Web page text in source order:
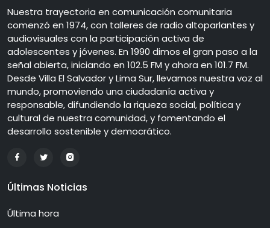
Nuestra trayectoria en comunicación comunitaria
comenzó en 1974, con talleres de radio altoparlantes y
audiovisuales con la participación activa de
adolescentes y jóvenes. En 1990 dimos el gran paso a la
señal abierta, iniciando en 102.5 FM y ahora en 101.7 FM.
Desde Villa El Salvador y Lima Sur, llevamos nuestra voz al
mundo, promoviendo una ciudadanía activa y
responsable, difundiendo la riqueza social, política y
cultural de nuestra comunidad, y fomentando el
desarrollo sostenible y democrático.
Últimas Noticias
Última hora